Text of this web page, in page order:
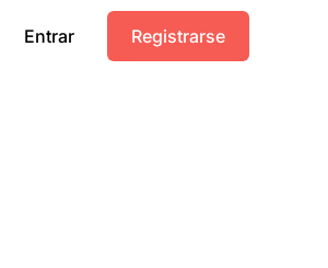
Entrar Registrarse